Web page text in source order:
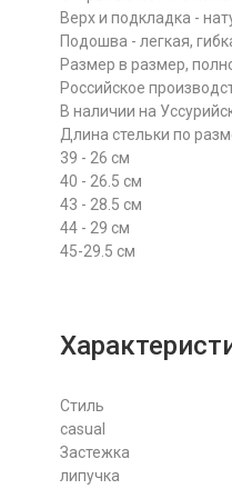
Верх и подкладка -
Подошва - легкая,
Размер в размер,
Российское
В наличии на
Длина стельки по
39 - 26 см
40 - 26.5 см
43 - 28.5 см
44 - 29 см
45-29.5 см
Стиль
casual
Застежка
липучка